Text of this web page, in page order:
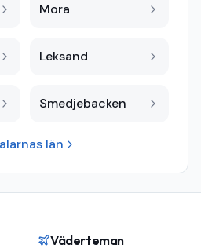
Mora
Leksand
Smedjebacken
län
Väderteman